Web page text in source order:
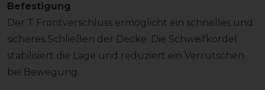
Befestigung
Der T Frontverschluss ermöglicht ein schnelles und
sicheres Schließen der Decke. Die Schweifkordel
stabilisiert die Lage und reduziert ein Verrutschen
bei Bewegung.